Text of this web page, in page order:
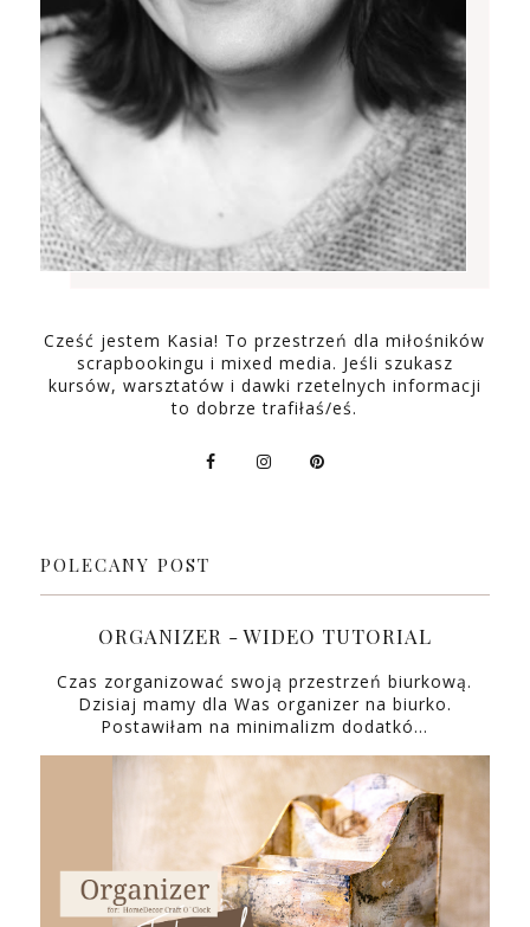
Cześć jestem Kasia! To przestrzeń dla miłośników
scrapbookingu i mixed media. Jeśli szukasz
kursów, warsztatów i dawki rzetelnych informacji
to dobrze trafiłaś/eś.
POLECANY POST
ORGANIZER - WIDEO TUTORIAL
Czas zorganizować swoją przestrzeń biurkową.
Dzisiaj mamy dla Was organizer na biurko.
Postawiłam na minimalizm dodatkó…